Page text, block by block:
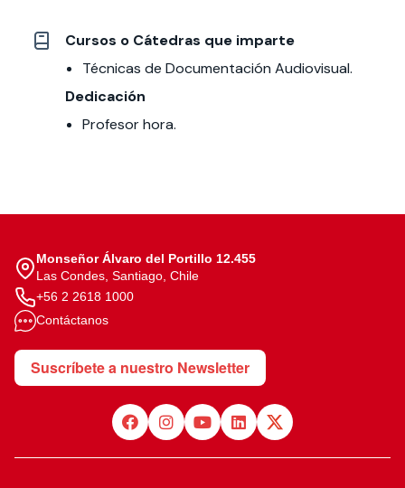
Cursos o Cátedras que imparte
Técnicas de Documentación Audiovisual.
Dedicación
Profesor hora.
Monseñor Álvaro del Portillo 12.455
Las Condes, Santiago, Chile
+56 2 2618 1000
Contáctanos
Suscríbete a nuestro Newsletter